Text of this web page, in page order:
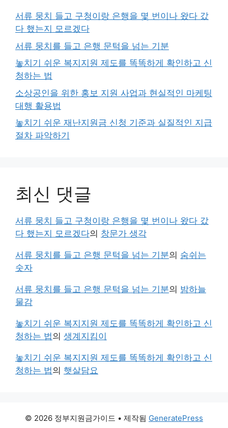
서류 뭉치 들고 구청이랑 은행을 몇 번이나 왔다 갔
다 했는지 모르겠다
서류 뭉치를 들고 은행 문턱을 넘는 기분
놓치기 쉬운 복지지원 제도를 똑똑하게 확인하고 신
청하는 법
소상공인을 위한 홍보 지원 사업과 현실적인 마케팅
대행 활용법
놓치기 쉬운 재난지원금 신청 기준과 실질적인 지급
절차 파악하기
최신 댓글
서류 뭉치 들고 구청이랑 은행을 몇 번이나 왔다 갔
다 했는지 모르겠다의 창문가 생각
서류 뭉치를 들고 은행 문턱을 넘는 기분의 숨쉬는
숫자
서류 뭉치를 들고 은행 문턱을 넘는 기분의 밤하늘
물감
놓치기 쉬운 복지지원 제도를 똑똑하게 확인하고 신
청하는 법의 생계지킴이
놓치기 쉬운 복지지원 제도를 똑똑하게 확인하고 신
청하는 법의 햇살담요
© 2026 정부지원금가이드 • 제작됨 GeneratePress